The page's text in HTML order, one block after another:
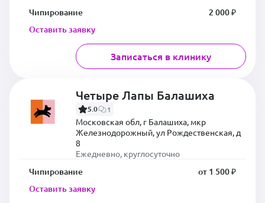
Чипирование
2 000 ₽
Оставить заявку
Записаться в клинику
Четыре Лапы Балашиха
5.0 1
Московская обл, г Балашиха, мкр
Железнодорожный, ул Рождественская, д
8
Ежедневно, круглосуточно
Чипирование
от 1 500 ₽
Оставить заявку